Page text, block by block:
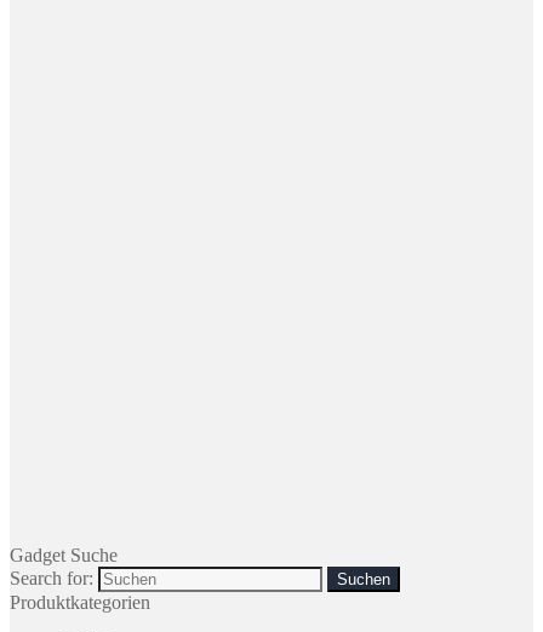
Gadget Suche
Search for:
Produktkategorien